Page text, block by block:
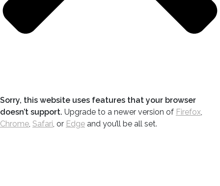
Sorry, this website uses features that your browser
doesn’t support. Upgrade to a newer version of Firefox,
Chrome, Safari, or Edge and you’ll be all set.